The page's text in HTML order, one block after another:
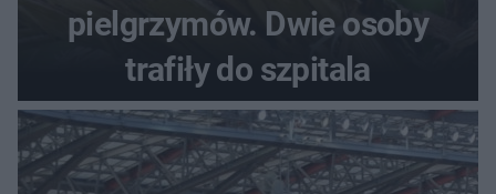
pielgrzymów. Dwie osoby
trafiły do szpitala